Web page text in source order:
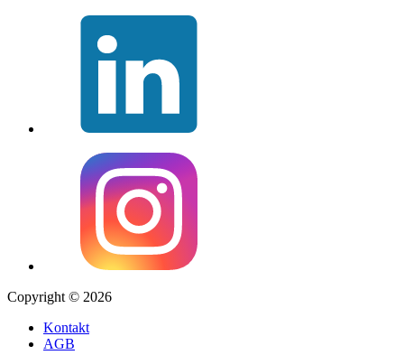
Copyright © 2026
Kontakt
AGB